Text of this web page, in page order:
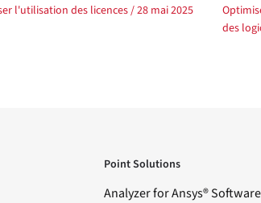
l'utilisation des licences/28 mai 2025
des
Point Solutions
Analyzer for Ansys® Software